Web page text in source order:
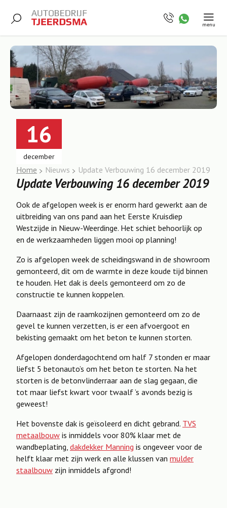
menu
16
december
Home Nieuws Update Verbouwing 16 december 2019
Update Verbouwing 16 december 2019
Ook de afgelopen week is er enorm hard gewerkt aan de
uitbreiding van ons pand aan het Eerste Kruisdiep
Westzijde in Nieuw-Weerdinge. Het schiet behoorlijk op
en de werkzaamheden liggen mooi op planning!
Zo is afgelopen week de scheidingswand in de showroom
gemonteerd, dit om de warmte in deze koude tijd binnen
te houden. Het dak is deels gemonteerd om zo de
constructie te kunnen koppelen.
Daarnaast zijn de raamkozijnen gemonteerd om zo de
gevel te kunnen verzetten, is er een afvoergoot en
bekisting gemaakt om het beton te kunnen storten.
Afgelopen donderdagochtend om half 7 stonden er maar
liefst 5 betonauto’s om het beton te storten. Na het
storten is de betonvlinderraar aan de slag gegaan, die
tot maar liefst kwart voor twaalf ’s avonds bezig is
geweest!
Het bovenste dak is geïsoleerd en dicht gebrand. TVS
metaalbouw is inmiddels voor 80% klaar met de
wandbeplating, dakdekker Manning is ongeveer voor de
helft klaar met zijn werk en alle klussen van mulder
staalbouw zijn inmiddels afgrond!